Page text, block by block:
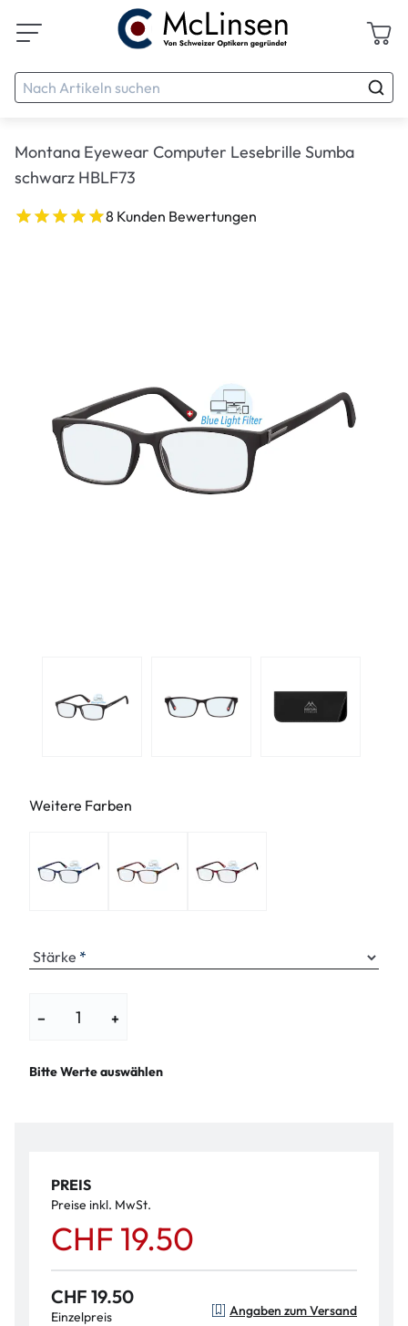
Montana Eyewear Computer Lesebrille Sumba
schwarz HBLF73
8 Kunden Bewertungen
Weitere Farben
Stärke
− +
Bitte Werte auswählen
PREIS
Preise inkl. MwSt.
CHF 19.50
CHF 19.50
Einzelpreis Angaben zum Versand